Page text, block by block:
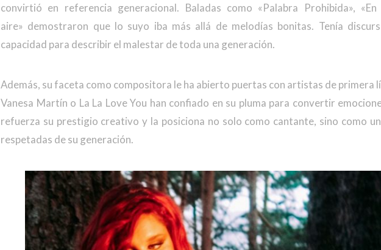
convirtió en referencia generacional. Baladas como «Palabra Prohibida»,
aire» demostraron que lo suyo iba más allá de melodías bonitas. Tenía
capacidad para describir el malestar de toda una generación.
Además, su faceta como compositora le ha abierto puertas con artistas de primera
Vanesa Martín o La La Love You han confiado en su pluma para convertir
refuerza su prestigio creativo y la posiciona no solo como cantante, sino como
respetadas de su generación.